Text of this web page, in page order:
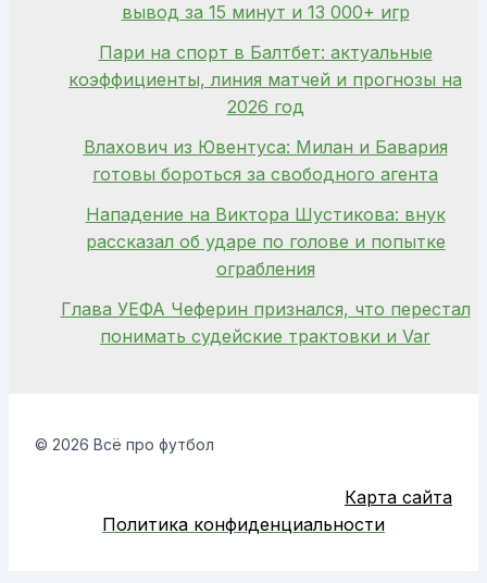
вывод за 15 минут и 13 000+ игр
Пари на спорт в Балтбет: актуальные
коэффициенты, линия матчей и прогнозы на
2026 год
Влахович из Ювентуса: Милан и Бавария
готовы бороться за свободного агента
Нападение на Виктора Шустикова: внук
рассказал об ударе по голове и попытке
ограбления
Глава УЕФА Чеферин признался, что перестал
понимать судейские трактовки и Var
© 2026 Всё про футбол
Карта сайта
Политика конфиденциальности